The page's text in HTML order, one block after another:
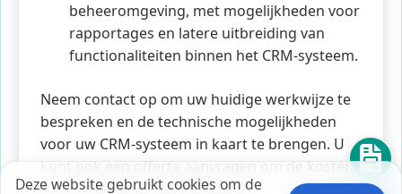
beheeromgeving, met mogelijkheden voor
rapportages en latere uitbreiding van
functionaliteiten binnen het CRM-systeem.
Neem contact op om uw huidige werkwijze te
bespreken en de technische mogelijkheden
voor uw CRM-systeem in kaart te brengen. U
kunt ook een offerte aanvragen om de kosten
en specificaties te verkennen.
Deze website gebruikt cookies om de